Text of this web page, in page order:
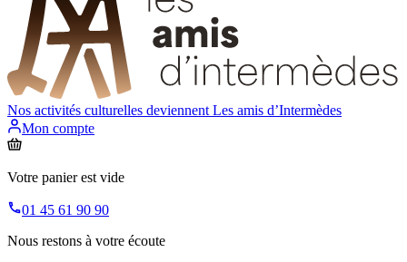
Nos activités culturelles deviennent Les amis d’Intermèdes
Mon compte
Votre panier est vide
01 45 61 90 90
Nous restons à votre écoute